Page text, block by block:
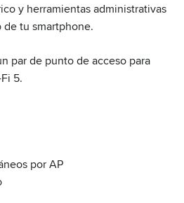
y herramientas administrativas
tu smartphone.
par de punto de acceso para
5.
por AP